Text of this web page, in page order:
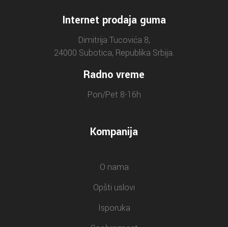
Internet prodaja guma
Dimitrija Tucovića 8,
24000 Subotica, Republika Srbija.
Radno vreme
Pon/Pet 8-16h
Kompanija
O nama
Opšti uslovi
Isporuka